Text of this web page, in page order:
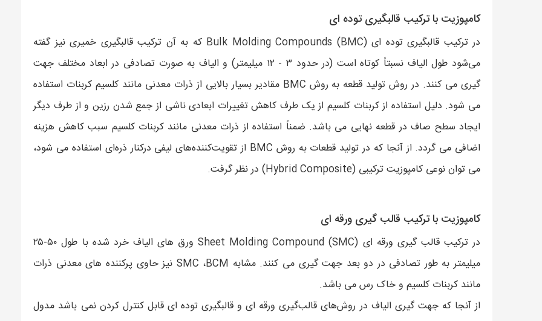
کامپوزیت با ترکیب قالبگیری توده ای
در ترکیب قالبگیری توده ای Bulk Molding Compounds (BMC) که به آن ترکیب قالبگیری خمیری نیز گفته
می‌شود طول الیاف نسبتاً کوتاه است (در حدود ۳ - ۱۲ میلیمتر) و الیاف به صورت تصادفی در ابعاد مختلف جهت
گیری می کنند. در روش تولید قطعه به روش BMC مقادیر بسیار بالایی از ذرات معدنی مانند کلسیم کربنات استفاده
می شود. دلیل استفاده از کربنات کلسیم از یک طرف کاهش تغییرات ابعادی ناشی از جمع شدن رزین و از طرف دیگر
ایجاد سطح صاف در قطعه نهایی می باشد. ضمناً استفاده از ذرات معدنی مانند کربنات کلسیم سبب کاهش هزینه
اضافی می گردد. از آنجا که در تولید قطعات به روش BMC از تقویت‌کننده‌های لیفی درکنار ذره‌ای استفاده می شود،
می توان نوعی کامپوزیت ترکیبی (Hybrid Composite) در نظر گرفت.
کامپوزیت با ترکیب قالب گیری ورقه ای
در ترکیب قالب گیری ورقه ای Sheet Molding Compound (SMC) ورق های الیاف خرد شده با طول ۵۰-۲۵
میلیمتر به طور تصادفی در دو بعد جهت گیری می کنند. مشابه SMC ،BCM نیز حاوی پرکننده های معدنی ذرات
مانند کربنات کلسیم و خاک رس می باشد.
از آنجا که جهت گیری الیاف در روش‌های قالب‌گیری ورقه ای و قالبگیری توده ای قابل کنترل کردن نمی باشد مدول